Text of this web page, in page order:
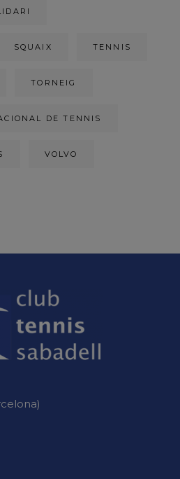
SQUAIX TENNIS
TORNEIG
DE TENNIS
VOLVO